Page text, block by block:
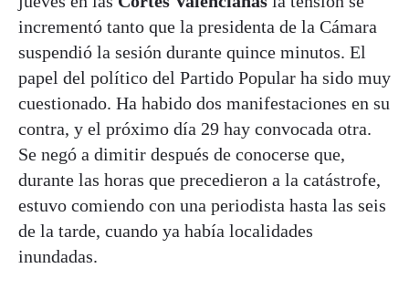
incrementó tanto que la presidenta de la Cámara
suspendió la sesión durante quince minutos. El
papel del político del Partido Popular ha sido muy
cuestionado. Ha habido dos manifestaciones en su
contra, y el próximo día 29 hay convocada otra.
Se negó a dimitir después de conocerse que,
durante las horas que precedieron a la catástrofe,
estuvo comiendo con una periodista hasta las seis
de la tarde, cuando ya había localidades
inundadas.